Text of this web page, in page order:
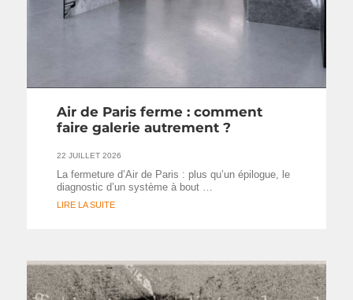
Air de Paris ferme : comment
faire galerie autrement ?
22 JUILLET 2026
La fermeture d’Air de Paris : plus qu’un épilogue, le
diagnostic d’un système à bout …
LIRE LA SUITE